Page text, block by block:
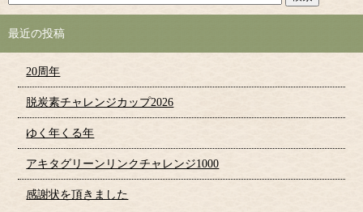
最近の投稿
20周年
脱炭素チャレンジカップ2026
ゆく年くる年
アキタグリーンリンクチャレンジ1000
感謝状を頂きました